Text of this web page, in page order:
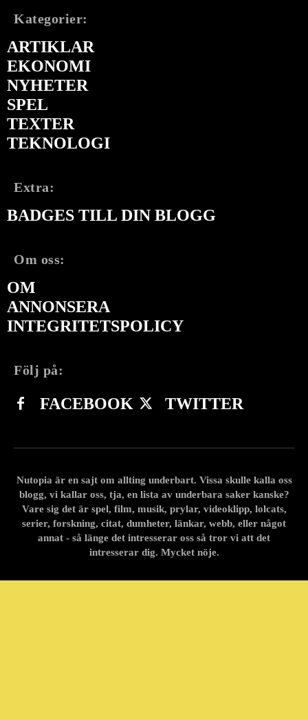
Kategorier:
ARTIKLAR
EKONOMI
NYHETER
SPEL
TEXTER
TEKNOLOGI
Extra:
BADGES TILL DIN BLOGG
Om oss:
OM
ANNONSERA
INTEGRITETSPOLICY
Följ på:
FACEBOOK TWITTER
Nutopia är en sajt om allting underbart. Vissa skulle kalla oss
blogg, vi kallar oss, tja, en lista av underbara saker kanske?
Vare sig det är spel, film, musik, prylar, videoklipp, lolcats,
serier, forskning, citat, dumheter, länkar, webb, eller något
annat - så länge det intresserar oss så tror vi att det
intresserar dig. Mycket nöje.